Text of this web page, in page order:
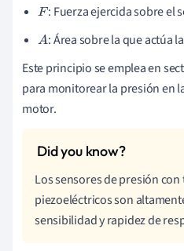
F : Fuerza ejercida sobre el
A : Área sobre la que actúa
Este principio se emplea en
para monitorear la presión en
motor.
Los sensores de presión
piezoeléctricos son
sensibilidad y rapidez de